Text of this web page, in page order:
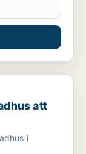
i Oskarshamn
att
i